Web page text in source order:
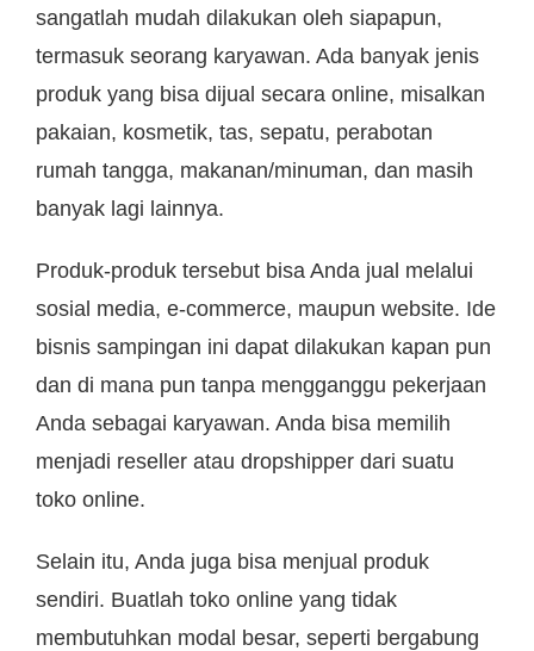
sangatlah mudah dilakukan oleh siapapun,
termasuk seorang karyawan. Ada banyak jenis
produk yang bisa dijual secara online, misalkan
pakaian, kosmetik, tas, sepatu, perabotan
rumah tangga, makanan/minuman, dan masih
banyak lagi lainnya.
Produk-produk tersebut bisa Anda jual melalui
sosial media, e-commerce, maupun website. Ide
bisnis sampingan ini dapat dilakukan kapan pun
dan di mana pun tanpa mengganggu pekerjaan
Anda sebagai karyawan. Anda bisa memilih
menjadi reseller atau dropshipper dari suatu
toko online.
Selain itu, Anda juga bisa menjual produk
sendiri. Buatlah toko online yang tidak
membutuhkan modal besar, seperti bergabung